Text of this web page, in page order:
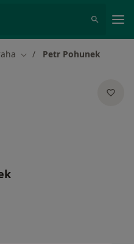
Změna města
Petr Pohunek